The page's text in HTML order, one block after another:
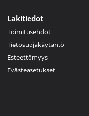
Lakitiedot
Toimitusehdot
Tietosuojakäytäntö
Esteettömyys
Evästeasetukset